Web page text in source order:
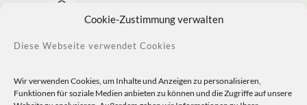
Cookie-Zustimmung verwalten
Diese Webseite verwendet Cookies
Wir verwenden Cookies, um Inhalte und Anzeigen zu personalisieren,
Funktionen für soziale Medien anbieten zu können und die Zugriffe auf unsere